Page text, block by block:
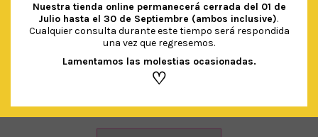
€4.50 IVA Incluido
Nuestra tienda online permanecerá cerrada del 01 de
Julio hasta el 30 de Septiembre (ambos inclusive).
Cualquier consulta durante este tiempo será respondida
una vez que regresemos.
Lamentamos las molestias ocasionadas.
♡